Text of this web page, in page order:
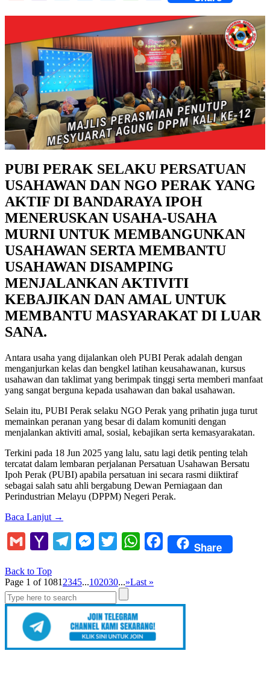
PUBI PERAK SELAKU PERSATUAN
USAHAWAN DAN NGO PERAK YANG
AKTIF DI BANDARAYA IPOH
MENERUSKAN USAHA-USAHA
MURNI UNTUK MEMBANGUNKAN
USAHAWAN SERTA MEMBANTU
USAHAWAN DISAMPING
MENJALANKAN AKTIVITI
KEBAJIKAN DAN AMAL UNTUK
MEMBANTU MASYARAKAT DI LUAR
SANA.
Antara usaha yang dijalankan oleh PUBI Perak adalah dengan
menganjurkan kelas dan bengkel latihan keusahawanan, kursus
usahawan dan taklimat yang berimpak tinggi serta memberi manfaat
yang sangat berguna kepada usahawan dan bakal usahawan.
Selain itu, PUBI Perak selaku NGO Perak yang prihatin juga turut
memainkan peranan yang besar di dalam komuniti dengan
menjalankan aktiviti amal, sosial, kebajikan serta kemasyarakatan.
Terkini pada 18 Jun 2025 yang lalu, satu lagi detik penting telah
tercatat dalam lembaran perjalanan Persatuan Usahawan Bersatu
Ipoh Perak (PUBI) apabila persatuan ini secara rasmi diiktiraf
sebagai salah satu ahli bergabung Dewan Perniagaan dan
Perindustrian Melayu (DPPM) Negeri Perak.
Baca Lanjut →
Gmail
Yahoo
TelegramMessenger
Twitter WhatsAppFacebookShare
Back to Top
Page 1 of 1081 2345...102030...»Last »
Search
for: